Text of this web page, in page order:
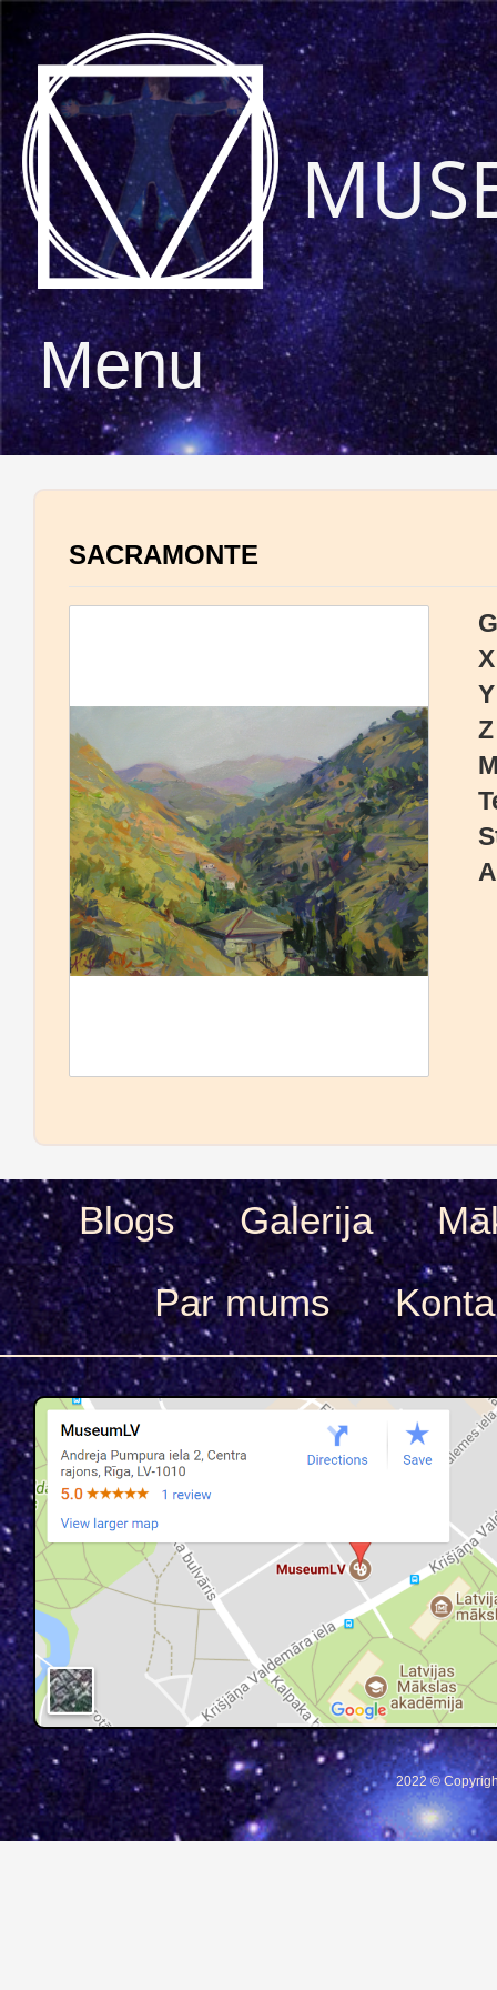
Menu
SACRAMONTE
Blogs Galerija
Par mums
2022 ©